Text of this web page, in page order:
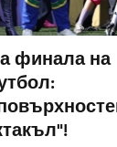
финала на